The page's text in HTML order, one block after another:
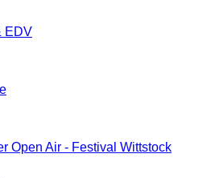
EDV
Open Air - Festival Wittstock